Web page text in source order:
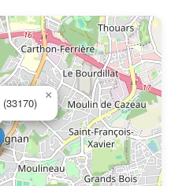
(33170)
×